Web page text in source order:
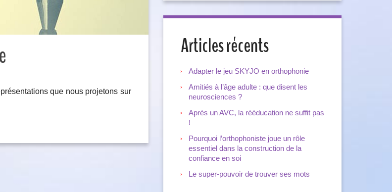
que nous projetons sur
Articles récents
Adapter le jeu SKYJO en orthophonie
Amitiés à l’âge adulte : que disent les
neurosciences ?
Après un AVC, la rééducation ne suffit pas
!
Pourquoi l’orthophoniste joue un rôle
essentiel dans la construction de la
confiance en soi
Le super-pouvoir de trouver ses mots